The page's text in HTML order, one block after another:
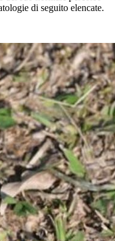
di seguito elencate.